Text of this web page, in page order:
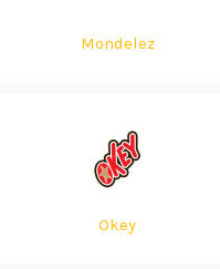
Mondelez
Okey